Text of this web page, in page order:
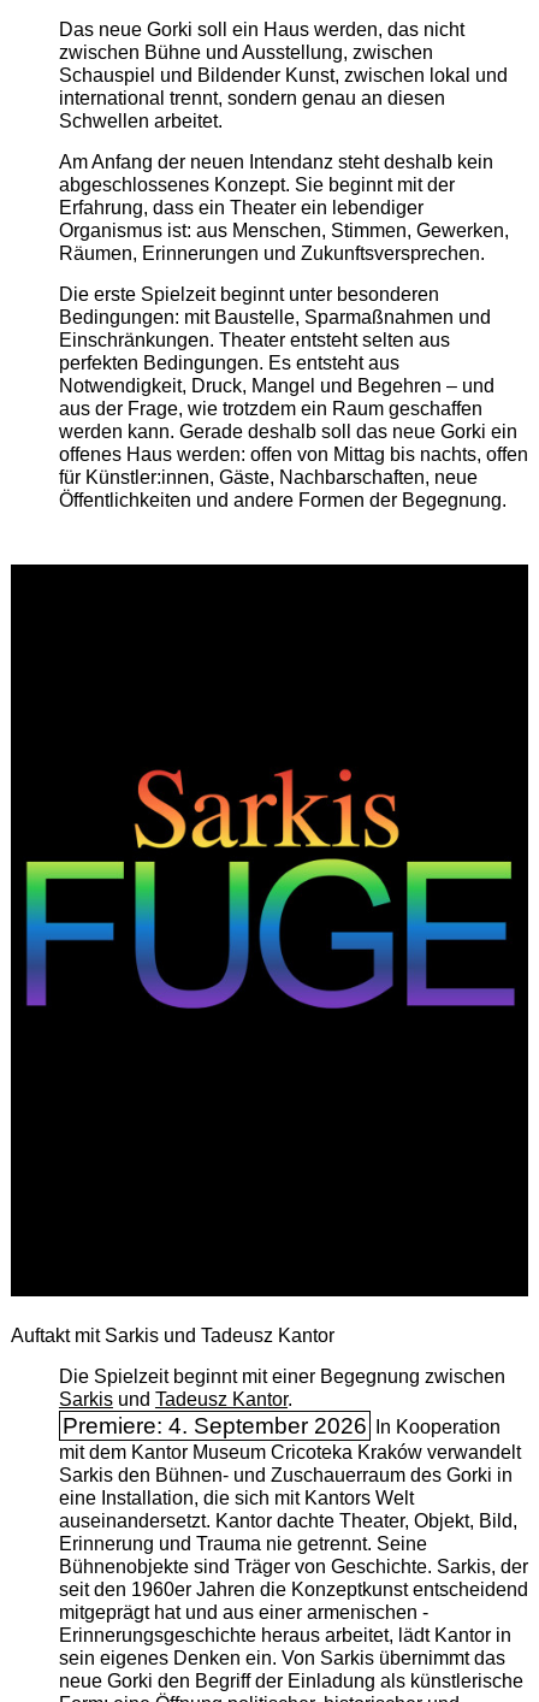
Das neue Gorki soll ein Haus werden, das nicht
zwischen Bühne und Ausstellung, zwischen
Schauspiel und Bildender Kunst, zwischen lokal und
international trennt, sondern genau an diesen
Schwellen arbeitet.
Am Anfang der neuen Intendanz steht deshalb kein
abgeschlossenes Konzept. Sie beginnt mit der
Erfahrung, dass ein Theater ein lebendiger
Organismus ist: aus Menschen, Stimmen, Gewerken,
Räumen, Erinnerungen und Zukunftsversprechen.
Die erste Spielzeit beginnt unter besonderen
Bedingungen: mit Baustelle, Sparmaßnahmen und
Einschränkungen. Theater entsteht selten aus
perfekten Bedingungen. Es entsteht aus
Notwendigkeit, Druck, Mangel und Begehren – und
aus der Frage, wie trotzdem ein Raum geschaffen
werden kann. Gerade deshalb soll das neue Gorki ein
offenes Haus werden: offen von Mittag bis nachts, offen
für Künstler:innen, Gäste, Nachbarschaften, neue
Öffentlichkeiten und andere Formen der Begegnung.
Auftakt mit Sarkis und Tadeusz Kantor
Die Spielzeit beginnt mit einer Begegnung zwischen
Sarkisund Tadeusz Kantor.
Premiere: 4. September 2026
In Kooperation
mit dem Kantor Museum Cricoteka Kraków verwandelt
Sarkis den Bühnen- und Zuschauerraum des Gorki in
eine Installation, die sich mit Kantors Welt
auseinandersetzt. Kantor dachte Theater, Objekt, Bild,
Erinnerung und Trauma nie getrennt. Seine
Bühnenobjekte sind Träger von Geschichte. Sarkis, der
seit den 1960er Jahren die Konzeptkunst entscheidend
mitgeprägt hat und aus einer armenischen ­
Erinnerungsgeschichte heraus arbeitet, lädt Kantor in
sein eigenes Denken ein. Von Sarkis übernimmt das
neue Gorki den Begriff der Einladung als künstlerische